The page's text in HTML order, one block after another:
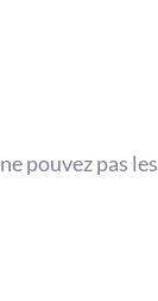
pouvez pas les